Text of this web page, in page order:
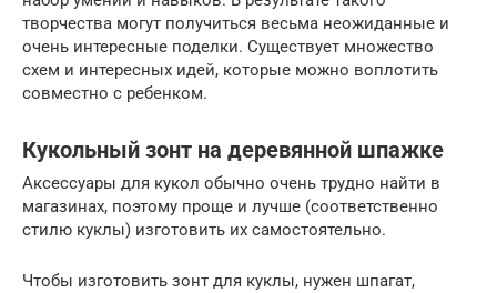
творчества могут получиться весьма неожиданные и
очень интересные поделки. Существует множество
схем и интересных идей, которые можно воплотить
совместно с ребенком.
Кукольный зонт на деревянной шпажке
Аксессуары для кукол обычно очень трудно найти в
магазинах, поэтому проще и лучше (соответственно
стилю куклы) изготовить их самостоятельно.
Чтобы изготовить зонт для куклы, нужен шпагат,